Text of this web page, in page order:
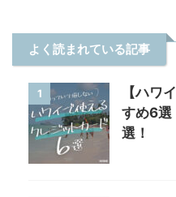
よく読まれている記事
1
【ハワ
すめ6選
選！